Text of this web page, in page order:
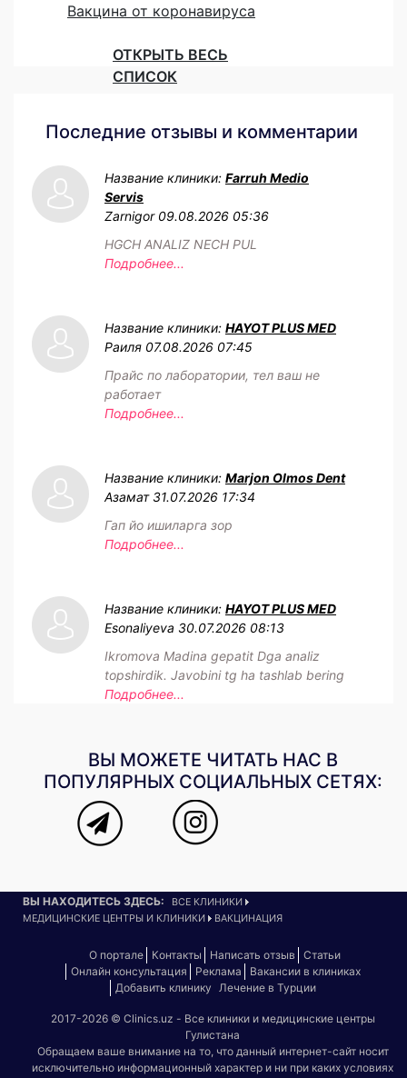
Вакцина от коронавируса
ОТКРЫТЬ ВЕСЬ
СПИСОК
Последние отзывы и комментарии
Название клиники: Farruh Medio
Servis
Zarnigor 09.08.2026 05:36
HGCH ANALIZ NECH PUL
Подробнее...
Название клиники: HAYOT PLUS MED
Раиля 07.08.2026 07:45
Прайс по лаборатории, тел ваш не
работает
Подробнее...
Название клиники: Marjon Olmos Dent
Азамат 31.07.2026 17:34
Гап йо ишиларга зор
Подробнее...
Название клиники: HAYOT PLUS MED
Esonaliyeva 30.07.2026 08:13
Ikromova Madina gepatit Dga analiz
topshirdik. Javobini tg ha tashlab bering
Подробнее...
ВЫ МОЖЕТЕ ЧИТАТЬ НАС В
ПОПУЛЯРНЫХ СОЦИАЛЬНЫХ СЕТЯХ:
ВЫ НАХОДИТЕСЬ ЗДЕСЬ:
ВСЕ КЛИНИКИ
МЕДИЦИНСКИЕ ЦЕНТРЫ И КЛИНИКИ
ВАКЦИНАЦИЯ
О портале Контакты Написать отзыв
Статьи
Онлайн консультация
Реклама
Вакансии в клиниках
Добавить клинику
Лечение в Турции
2017-2026 © Clinics.uz - Все клиники и медицинские центры
Гулистана
Обращаем ваше внимание на то, что данный интернет-сайт носит
исключительно информационный характер и ни при каких условиях